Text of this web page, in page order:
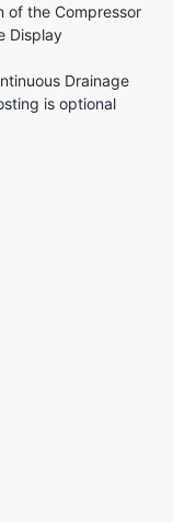
of the Compressor
Display
Drainage
is optional